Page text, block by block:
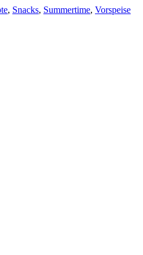
, Snacks, Summertime, Vorspeise